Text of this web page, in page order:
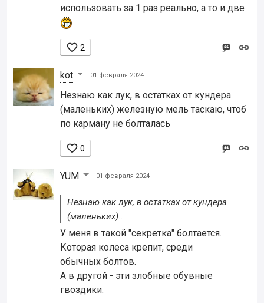
использовать за 1 раз реально, а то и две
 2
kot 01 февраля 2024
Незнаю как лук, в остатках от кундера
(маленьких) железную мель таскаю, чтоб
по карману не болталась
 0
YUM 01 февраля 2024
Незнаю как лук, в остатках от кундера
(маленьких)...
У меня в такой "секретка" болтается.
Которая колеса крепит, среди
обычных болтов.
А в другой - эти злобные обувные
гвоздики.